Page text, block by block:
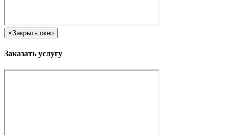
×Закрыть окно
Заказать услугу